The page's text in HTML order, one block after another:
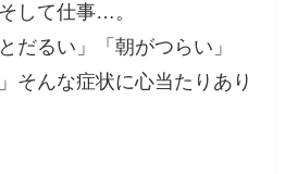
して仕事…。
だるい」「朝がつらい」
そんな症状に心当たりあり